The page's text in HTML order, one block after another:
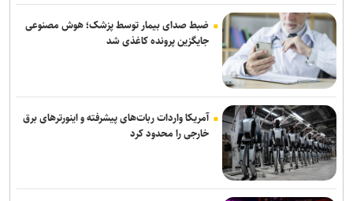
ضبط صدای بیمار توسط پزشک؛ هوش مصنوعی
جایگزین پرونده کاغذی شد
آمریکا واردات ربات‌های پیشرفته و اینورترهای برق
خارجی را محدود کرد